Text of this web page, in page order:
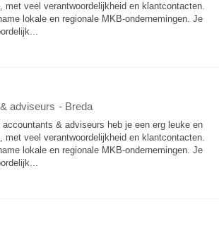
met veel verantwoordelijkheid en klantcontacten.
lokale en regionale MKB-ondernemingen. Je
adviseurs - Breda
& adviseurs heb je een erg leuke en
met veel verantwoordelijkheid en klantcontacten.
lokale en regionale MKB-ondernemingen. Je